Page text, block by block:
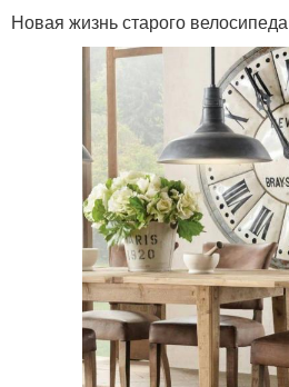
Новая жизнь старого велосипеда